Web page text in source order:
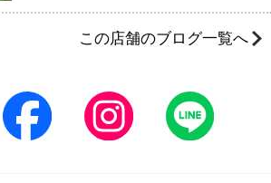
この店舗のブログ一覧へ